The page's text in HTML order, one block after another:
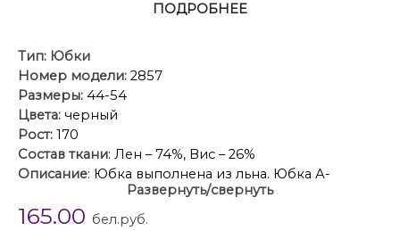
ПОДРОБНЕЕ
Тип: Юбки
Номер модели: 2857
Размеры: 44-54
Цвета: черный
Рост: 170
Состав ткани: Лен – 74%, Вис – 26%
Описание: Юбка выполнена из льна. Юбка А-
образного силуэта, на притачном поясе, длиной
миди. Спереди в боковых швах карманы с
Развернуть/свернуть
165.00 бел.руб.